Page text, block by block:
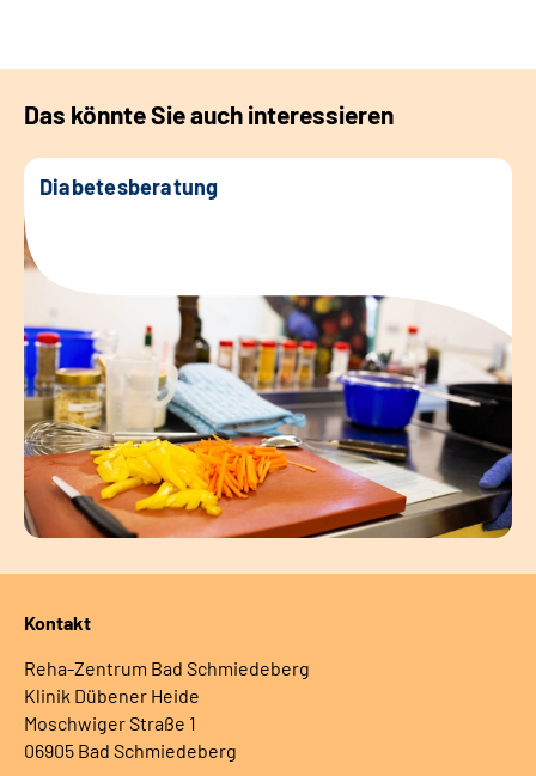
Das könnte Sie auch interessieren
Diabetesberatung
Kontakt
Reha-Zentrum Bad Schmiedeberg
Klinik Dübener Heide
Moschwiger Straße 1
06905 Bad Schmiedeberg